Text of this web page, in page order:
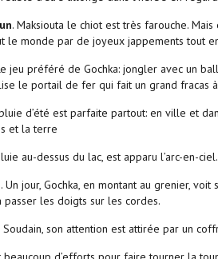
. Maksiouta le chiot est très farouche.
le monde par de joyeux jappements tout
jeu préféré de Gochka: jongler avec un
le portail de fer qui fait un grand fracas
d’été est parfaite partout: en ville et
et la terre
au-dessus du lac, est apparu l’arc-en-
. Un jour, Gochka, en montant au grenier,
les doigts sur les cordes.
. Soudain, son attention est attirée par un